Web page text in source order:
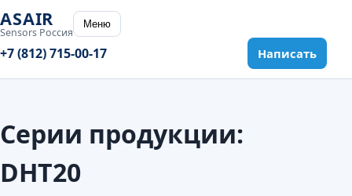
ASAIR
Sensors Россия
Меню
+7 (812) 715-00-17 Написать
Серии продукции:
DHT20